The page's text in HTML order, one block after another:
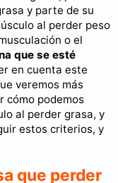
y parte de su
al perder peso
o el
que se esté
en cuenta este
veremos más
cómo podemos
al perder grasa, y
estos criterios, y
que perder